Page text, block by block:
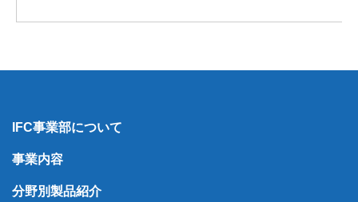
IFC事業部について
事業内容
分野別製品紹介